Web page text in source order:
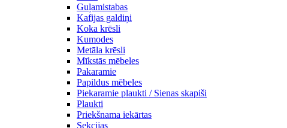
Guļamistabas
Kafijas galdiņi
Koka krēsli
Kumodes
Metāla krēsli
Mīkstās mēbeles
Pakaramie
Papildus mēbeles
Piekaramie plaukti / Sienas skapiši
Plaukti
Priekšnama iekārtas
Sekcijas